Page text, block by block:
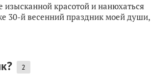
изысканной красотой и нанюхаться
30-й весенний праздник моей
2